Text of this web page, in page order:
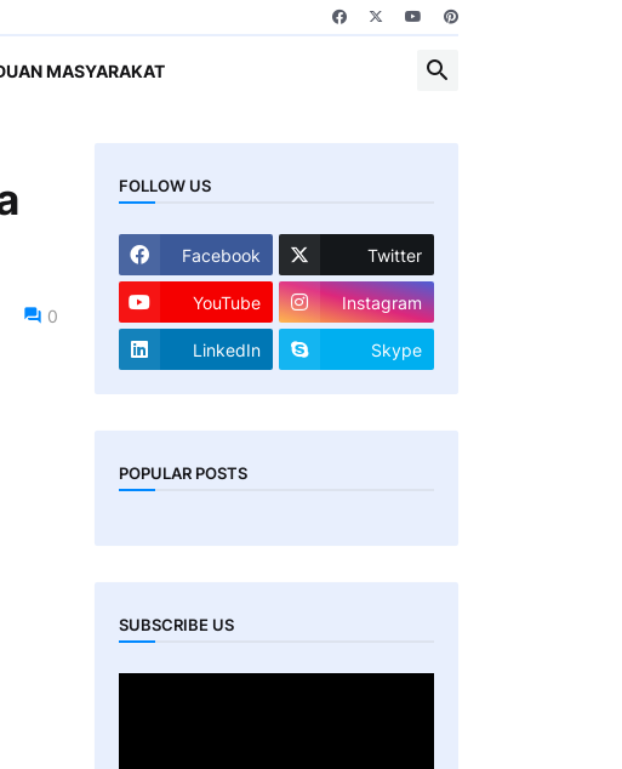
MASYARAKAT
0
FOLLOW US
Facebook Twitter
YouTube Instagram
LinkedIn Skype
POPULAR POSTS
SUBSCRIBE US